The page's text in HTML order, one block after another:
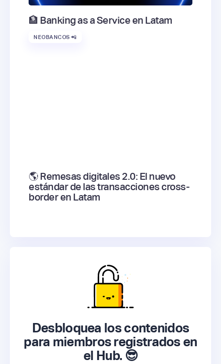
🏦 Banking as a Service en Latam
NEOBANCOS 📲
🌎 Remesas digitales 2.0: El nuevo
estándar de las transacciones cross-
border en Latam
Desbloquea los contenidos
para miembros registrados en
el Hub. 😎